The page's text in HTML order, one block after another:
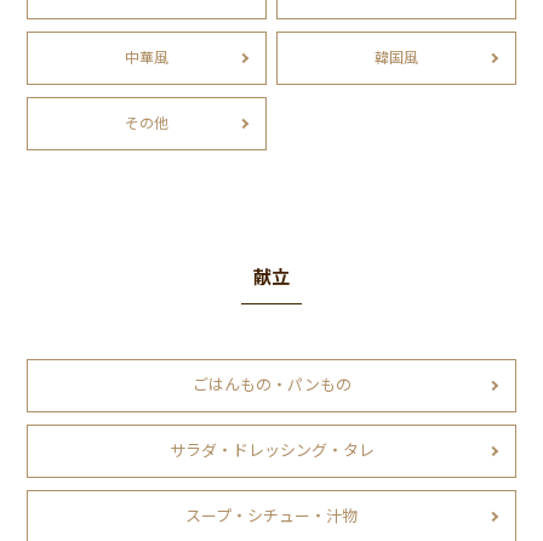
中華風 韓国風
その他
献立
ごはんもの・パンもの
サラダ・ドレッシング・タレ
スープ・シチュー・汁物